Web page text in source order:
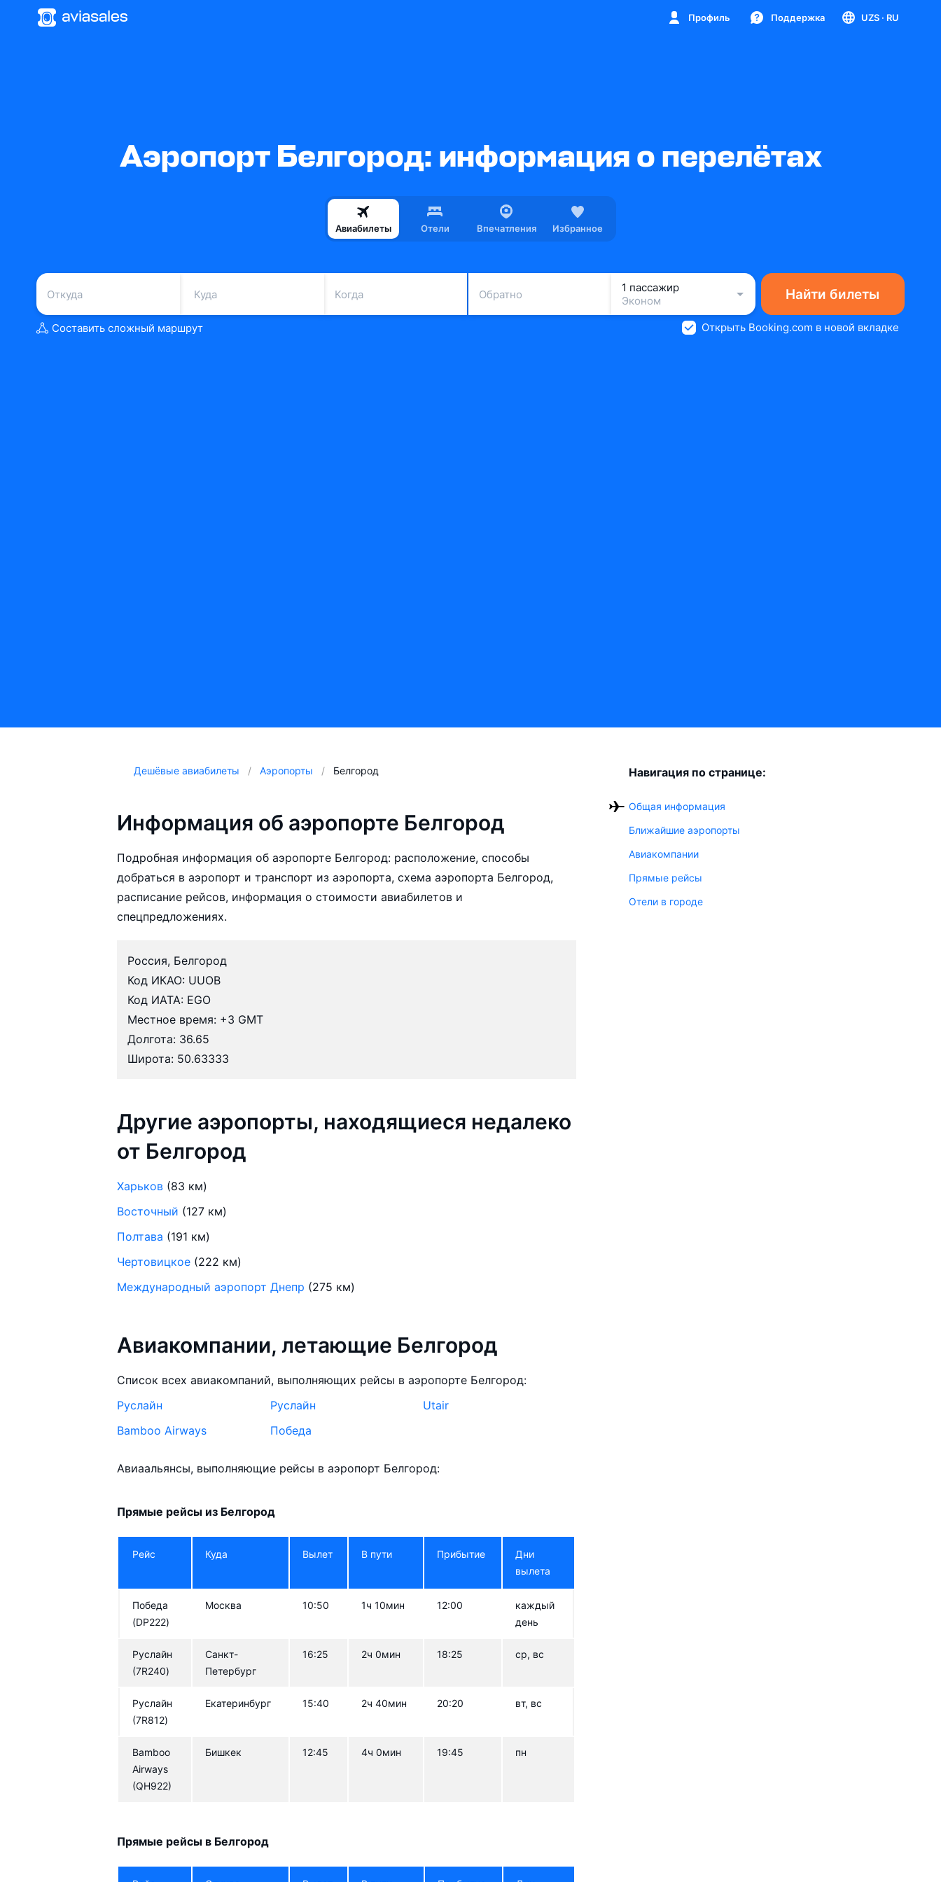
Профиль Поддержка UZS · RU
Аэропорт Белгород: информация о перелётах
Авиабилеты Отели Впечатления Избранное
Когда Обратно
1 пассажир
Эконом
Найти билеты
Составить сложный маршрут Открыть Booking.com в новой вкладке
Дешёвые авиабилеты Аэропорты Белгород
Информация об аэропорте Белгород
Подробная информация об аэропорте Белгород: расположение, способы
добраться в аэропорт и транспорт из аэропорта, схема аэропорта Белгород,
расписание рейсов, информация о стоимости авиабилетов и
спецпредложениях.
Россия, Белгород
Код ИКАО: UUOB
Код ИАТА: EGO
Местное время: +3 GMT
Долгота: 36.65
Широта: 50.63333
Другие аэропорты, находящиеся недалеко
от Белгород
Харьков (83 км)
Восточный (127 км)
Полтава (191 км)
Чертовицкое (222 км)
Международный аэропорт Днепр (275 км)
Авиакомпании, летающие Белгород
Список всех авиакомпаний, выполняющих рейсы в аэропорте Белгород:
Руслайн
Руслайн
Utair
Bamboo Airways
Победа
Авиаальянсы, выполняющие рейсы в аэропорт Белгород:
Прямые рейсы из Белгород
Рейс Куда Вылет В пути Прибытие
Дни
вылета
Победа
(DP222)
Москва 10:50 1ч 10мин 12:00
каждый
день
Руслайн
(7R240)
Санкт-
Петербург
16:25 2ч 0мин 18:25 ср, вс
Руслайн
(7R812)
Екатеринбург 15:40 2ч 40мин 20:20 вт, вс
Bamboo
Airways
(QH922)
Бишкек 12:45 4ч 0мин 19:45 пн
Прямые рейсы в Белгород
Навигация по странице:
Общая информация
Ближайшие аэропорты
Авиакомпании
Прямые рейсы
Отели в городе